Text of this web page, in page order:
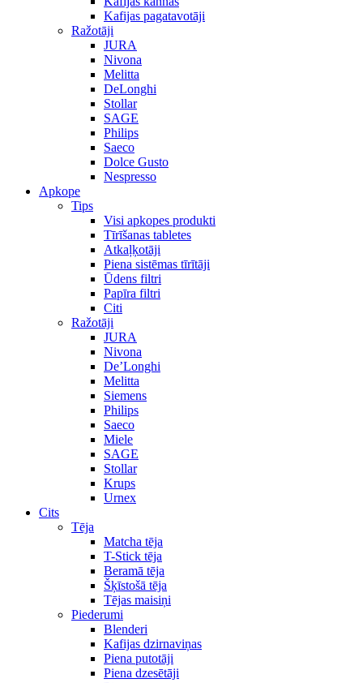
Kafijas pagatavotāji
Ražotāji
JURA
Nivona
Melitta
DeLonghi
Stollar
SAGE
Philips
Saeco
Dolce Gusto
Nespresso
Apkope
Tips
Visi apkopes produkti
Tīrīšanas tabletes
Atkaļķotāji
Piena sistēmas tīrītāji
Ūdens filtri
Papīra filtri
Citi
Ražotāji
JURA
Nivona
De’Longhi
Melitta
Siemens
Philips
Saeco
Miele
SAGE
Stollar
Krups
Urnex
Cits
Tēja
Matcha tēja
T-Stick tēja
Beramā tēja
Šķīstošā tēja
Tējas maisiņi
Piederumi
Blenderi
Kafijas dzirnaviņas
Piena putotāji
Piena dzesētāji